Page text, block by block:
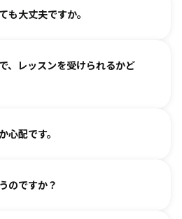
ルート、チェロは2、3歳から始め
前の0〜3歳児コースは全国に約15
も大丈夫ですか。
人一人に合わせて指導しておりま
てのお子様・ご家庭でも基礎から
など、楽しくご参加いただける
いております。
、レッスンを受けられるかど
合わせて、安心して音楽を楽しん
いただくのがおすすめです。お
心配です。
見ながら工夫をして指導していま
のですか？